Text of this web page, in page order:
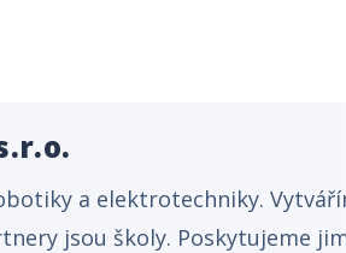
a elektrotechniky.
jsou školy. Poskytujeme